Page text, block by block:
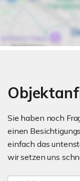
Sie haben noch
einen
einfach das
wir setzen uns